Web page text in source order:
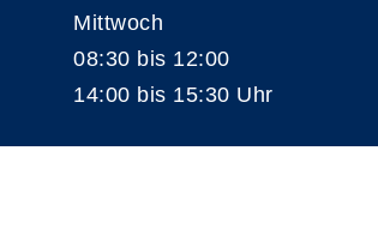
Mittwoch
08:30 bis 12:00
14:00 bis 15:30 Uhr